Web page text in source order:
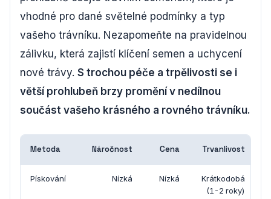
vhodné pro dané světelné podmínky a typ
vašeho trávníku. Nezapomeňte na pravidelnou
zálivku, která zajistí klíčení semen a uchycení
nové trávy. S trochou péče a trpělivosti se i
větší prohlubeň brzy promění v nedílnou
součást vašeho krásného a rovného trávníku.
Metoda Náročnost Cena Trvanlivost
Pískování Nízká Nízká
Krátkodobá
(1-2 roky)